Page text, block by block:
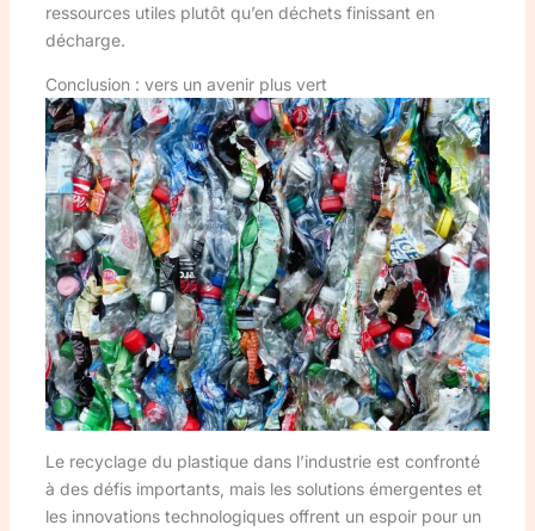
ressources utiles plutôt qu’en déchets finissant en
décharge.
Conclusion : vers un avenir plus vert
Le recyclage du plastique dans l’industrie est confronté
à des défis importants, mais les solutions émergentes et
les innovations technologiques offrent un espoir pour un